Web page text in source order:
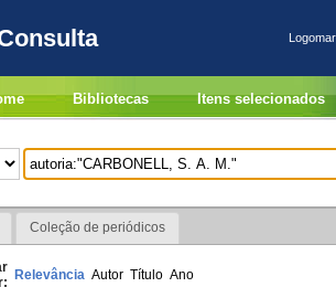
Bibliotecas Itens selecionados
Coleção de periódicos
Relevância Autor Título Ano